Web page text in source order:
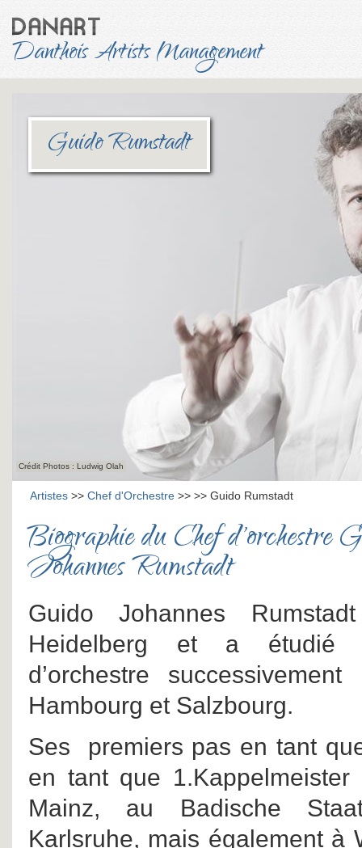
Danthois Artists Management
Guido Rumstadt
Crédit Photos : Ludwig Olah
Artistes>> Chef d'Orchestre >> >> Guido Rumstadt
Biographie du Chef d'orchestre
Johannes Rumstadt
Guido Johannes
Heidelberg et a étudié
d’orchestre
Hambourg et Salzbourg.
Ses premiers pas en tant
en tant que 1.Kappelmeister
Mainz, au Badische
Karlsruhe, mais également à